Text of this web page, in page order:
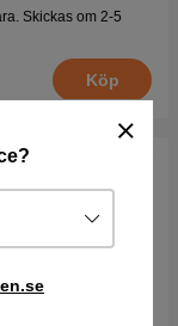
Skickas om 2-5
Köp